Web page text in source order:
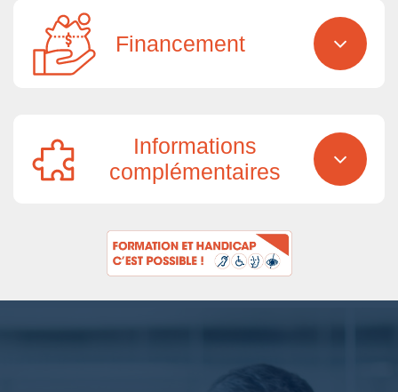
Financement
Informations
complémentaires